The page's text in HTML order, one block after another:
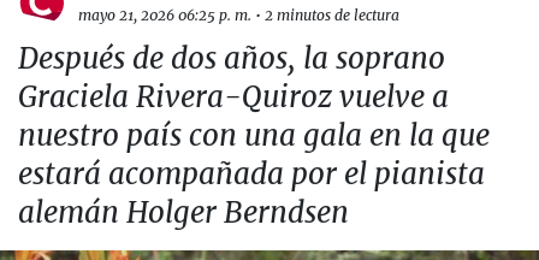
mayo 21, 2026 06:25 p. m. • 2 minutos de lectura
Después de dos años, la soprano
Graciela Rivera-Quiroz vuelve a
nuestro país con una gala en la que
estará acompañada por el pianista
alemán Holger Berndsen